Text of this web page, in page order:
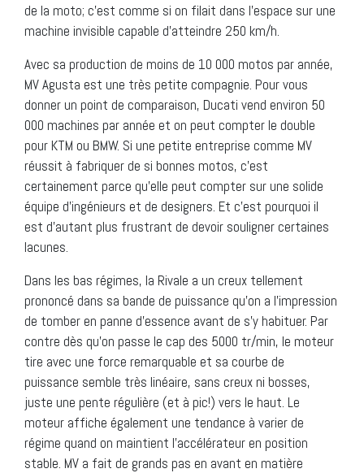
de la moto; c’est comme si on filait dans l’espace sur une
machine invisible capable d’atteindre 250 km/h.
Avec sa production de moins de 10 000 motos par année,
MV Agusta est une très petite compagnie. Pour vous
donner un point de comparaison, Ducati vend environ 50
000 machines par année et on peut compter le double
pour KTM ou BMW. Si une petite entreprise comme MV
réussit à fabriquer de si bonnes motos, c’est
certainement parce qu’elle peut compter sur une solide
équipe d’ingénieurs et de designers. Et c’est pourquoi il
est d’autant plus frustrant de devoir souligner certaines
lacunes.
Dans les bas régimes, la Rivale a un creux tellement
prononcé dans sa bande de puissance qu’on a l’impression
de tomber en panne d’essence avant de s’y habituer. Par
contre dès qu’on passe le cap des 5000 tr/min, le moteur
tire avec une force remarquable et sa courbe de
puissance semble très linéaire, sans creux ni bosses,
juste une pente régulière (et à pic!) vers le haut. Le
moteur affiche également une tendance à varier de
régime quand on maintient l’accélérateur en position
stable. MV a fait de grands pas en avant en matière